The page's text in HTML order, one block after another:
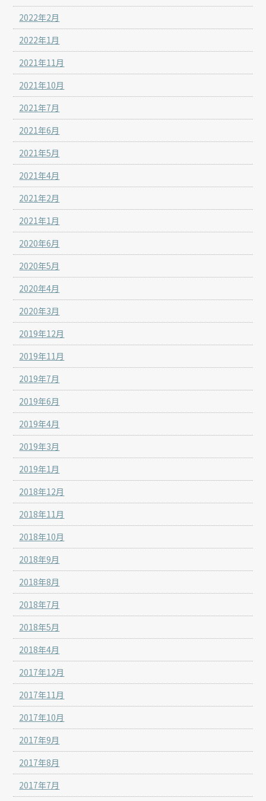
2022年2月
2022年1月
2021年11月
2021年10月
2021年7月
2021年6月
2021年5月
2021年4月
2021年2月
2021年1月
2020年6月
2020年5月
2020年4月
2020年3月
2019年12月
2019年11月
2019年7月
2019年6月
2019年4月
2019年3月
2019年1月
2018年12月
2018年11月
2018年10月
2018年9月
2018年8月
2018年7月
2018年5月
2018年4月
2017年12月
2017年11月
2017年10月
2017年9月
2017年8月
2017年7月